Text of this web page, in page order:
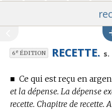
6eÉDITION RECETTE. s.
■ Ce qui est reçu en
et la dépense. La dépense
recette. Chapitre de recette.